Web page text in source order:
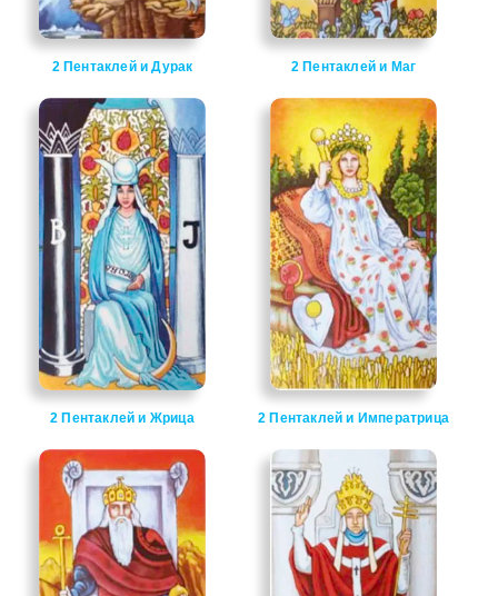
2 Пентаклей и Дурак 2 Пентаклей и Маг
2 Пентаклей и Жрица 2 Пентаклей и Императрица